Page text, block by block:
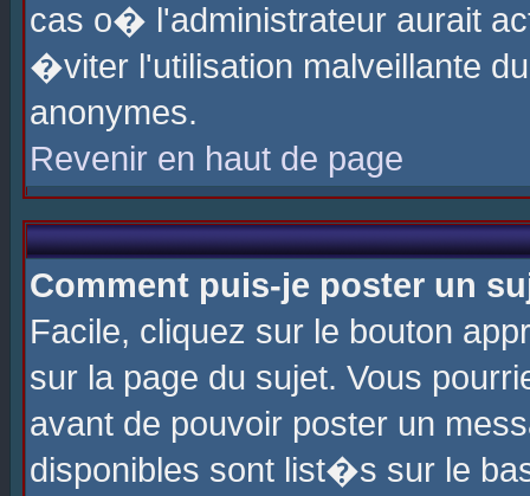
cas o� l'administrateur aurait
�viter l'utilisation malveillante
anonymes.
Revenir en haut de page
Comment puis-je poster un
Facile, cliquez sur le bouton
sur la page du sujet. Vous
avant de pouvoir poster un
disponibles sont list�s sur le